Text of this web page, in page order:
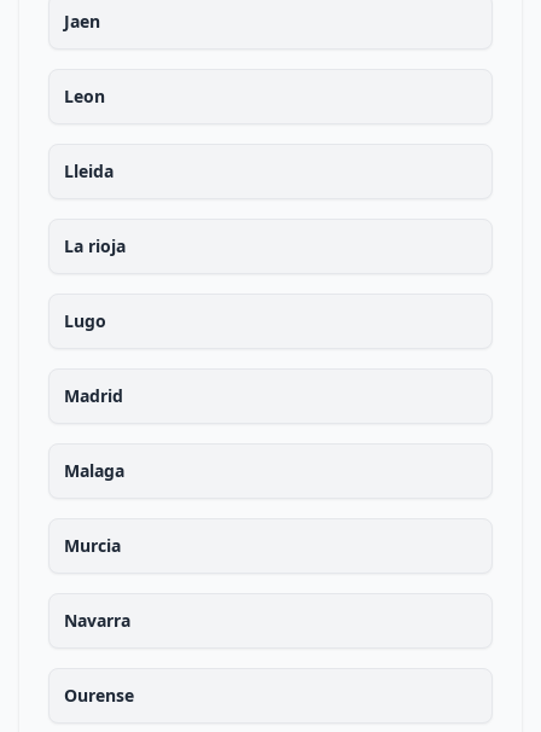
Jaen
Leon
Lleida
La rioja
Lugo
Madrid
Malaga
Murcia
Navarra
Ourense